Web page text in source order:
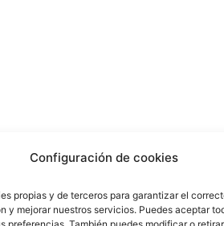
Configuración de cookies
propias y de terceros para garantizar el
y mejorar nuestros servicios. Puedes aceptar